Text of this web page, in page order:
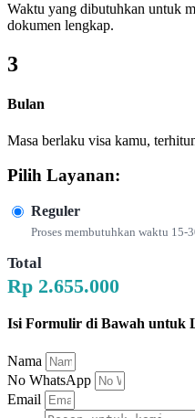
Waktu yang dibutuhkan untuk
dokumen lengkap.
3
Bulan
Masa berlaku visa kamu,
Pilih Layanan:
Reguler
Proses membutuhkan waktu 15-
Total
Rp 2.655.000
Isi Formulir di Bawah untuk
Nama
No WhatsApp
Email